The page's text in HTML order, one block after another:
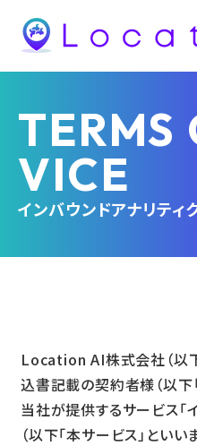
TERMS
VICE
インバウンドアナリテ
Location AI株式会社（以下
込書記載の契約者様（以下
当社が提供するサービス「
（以下「本サービス」といい